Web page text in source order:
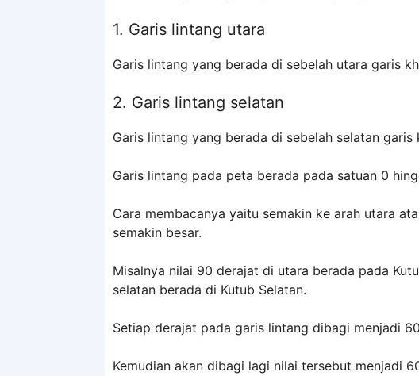
1. Garis lintang utara
Garis lintang yang berada di sebelah utara garis
2. Garis lintang selatan
Garis lintang yang berada di sebelah selatan garis
Garis lintang pada peta berada pada satuan 0
Cara membacanya yaitu semakin ke arah utara
semakin besar.
Misalnya nilai 90 derajat di utara berada pada
selatan berada di Kutub Selatan.
Setiap derajat pada garis lintang dibagi menjadi
Kemudian akan dibagi lagi nilai tersebut menjadi